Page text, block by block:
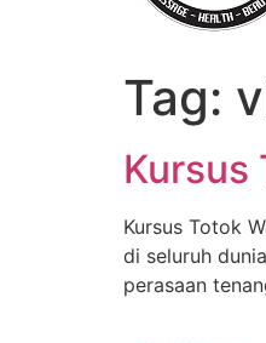
Tag:
Kursus
Kursus Totok
di seluruh
perasaan